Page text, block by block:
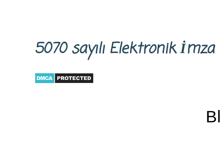
5070 sayılı Elektronik